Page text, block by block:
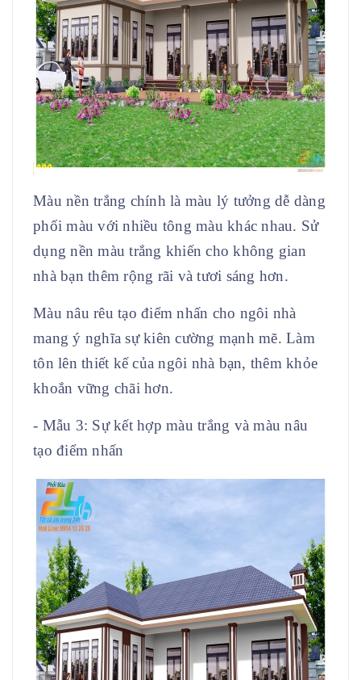
Màu nền trắng chính là màu lý tưởng dễ dàng
phối màu với nhiều tông màu khác nhau. Sử
dụng nền màu trắng khiến cho không gian
nhà bạn thêm rộng rãi và tươi sáng hơn.
Màu nâu rêu tạo điểm nhấn cho ngôi nhà
mang ý nghĩa sự kiên cường mạnh mẽ. Làm
tôn lên thiết kế của ngôi nhà bạn, thêm khỏe
khoắn vững chãi hơn.
- Mẫu 3: Sự kết hợp màu trắng và màu nâu
tạo điểm nhấn